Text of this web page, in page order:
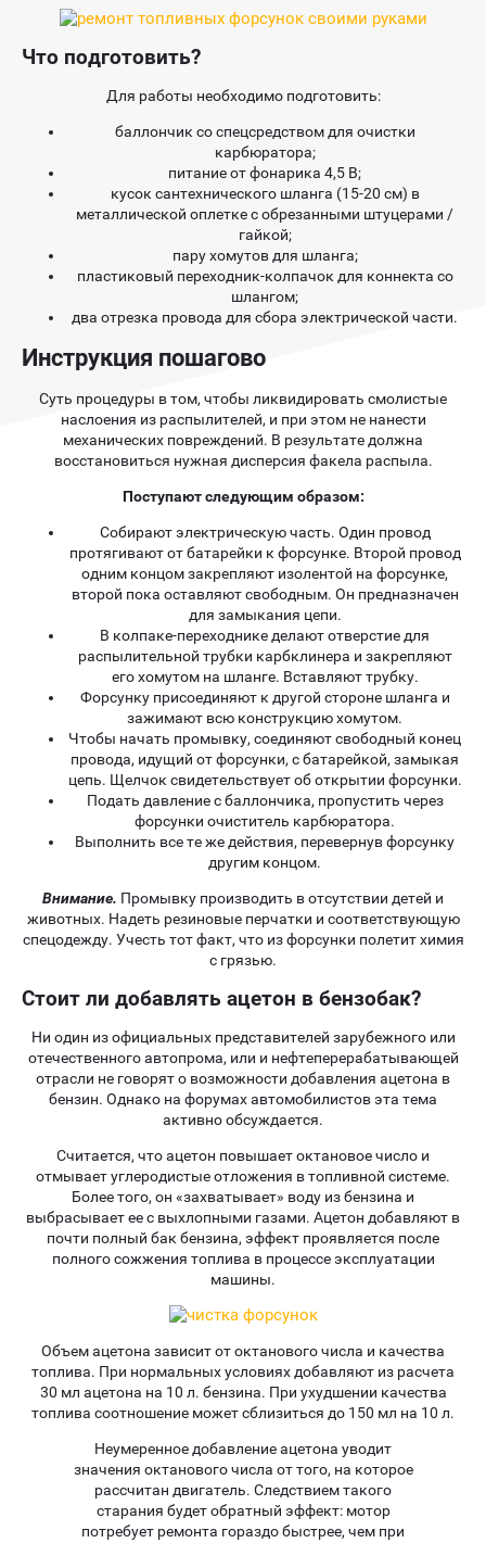
Что подготовить?
Для работы необходимо подготовить:
баллончик со спецсредством для очистки
карбюратора;
питание от фонарика 4,5 В;
кусок сантехнического шланга (15-20 см) в
металлической оплетке с обрезанными штуцерами /
гайкой;
пару хомутов для шланга;
пластиковый переходник-колпачок для коннекта со
шлангом;
два отрезка провода для сбора электрической части.
Инструкция пошагово
Суть процедуры в том, чтобы ликвидировать смолистые
наслоения из распылителей, и при этом не нанести
механических повреждений. В результате должна
восстановиться нужная дисперсия факела распыла.
Поступают следующим образом:
Собирают электрическую часть. Один провод
протягивают от батарейки к форсунке. Второй провод
одним концом закрепляют изолентой на форсунке,
второй пока оставляют свободным. Он предназначен
для замыкания цепи.
В колпаке-переходнике делают отверстие для
распылительной трубки карбклинера и закрепляют
его хомутом на шланге. Вставляют трубку.
Форсунку присоединяют к другой стороне шланга и
зажимают всю конструкцию хомутом.
Чтобы начать промывку, соединяют свободный конец
провода, идущий от форсунки, с батарейкой, замыкая
цепь. Щелчок свидетельствует об открытии форсунки.
Подать давление с баллончика, пропустить через
форсунки очиститель карбюратора.
Выполнить все те же действия, перевернув форсунку
другим концом.
Внимание. Промывку производить в отсутствии детей и
животных. Надеть резиновые перчатки и соответствующую
спецодежду. Учесть тот факт, что из форсунки полетит химия
с грязью.
Стоит ли добавлять ацетон в бензобак?
Ни один из официальных представителей зарубежного или
отечественного автопрома, или и нефтеперерабатывающей
отрасли не говорят о возможности добавления ацетона в
бензин. Однако на форумах автомобилистов эта тема
активно обсуждается.
Считается, что ацетон повышает октановое число и
отмывает углеродистые отложения в топливной системе.
Более того, он «захватывает» воду из бензина и
выбрасывает ее с выхлопными газами. Ацетон добавляют в
почти полный бак бензина, эффект проявляется после
полного сожжения топлива в процессе эксплуатации
машины.
Объем ацетона зависит от октанового числа и качества
топлива. При нормальных условиях добавляют из расчета
30 мл ацетона на 10 л. бензина. При ухудшении качества
топлива соотношение может сблизиться до 150 мл на 10 л.
Неумеренное добавление ацетона уводит
значения октанового числа от того, на которое
рассчитан двигатель. Следствием такого
старания будет обратный эффект: мотор
потребует ремонта гораздо быстрее, чем при